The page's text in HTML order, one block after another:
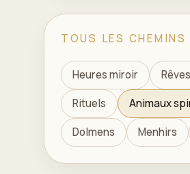
TOUS LES
Heures miroir Rêves
Rituels
Animaux
Dolmens
Menhirs